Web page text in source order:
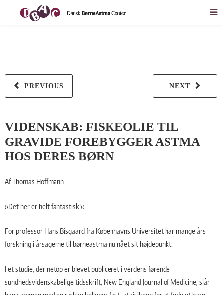
NEXT
PREVIOUS
VIDENSKAB: FISKEOLIE TIL
GRAVIDE FOREBYGGER ASTMA
HOS DERES BØRN
Af Thomas Hoffmann
»Det her er helt fantastisk!«
For professor Hans Bisgaard fra Københavns Universitet har mange års
forskning i årsagerne til børneastma nu nået sit højdepunkt.
I et studie, der netop er blevet publiceret i verdens førende
sundhedsvidenskabelige tidsskrift, New England Journal of Medicine, slår